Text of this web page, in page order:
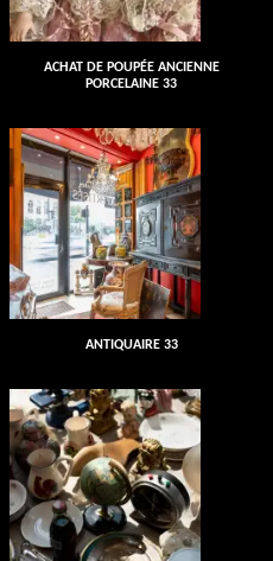
ACHAT DE POUPÉE ANCIENNE
PORCELAINE 33
ANTIQUAIRE 33